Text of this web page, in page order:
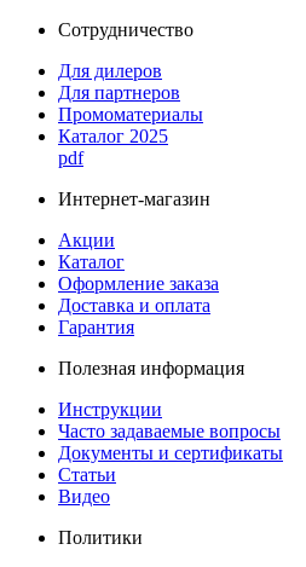
Сотрудничество
Для дилеров
Для партнеров
Промоматериалы
Каталог 2025
pdf
Интернет-магазин
Акции
Каталог
Оформление заказа
Доставка и оплата
Гарантия
Полезная информация
Инструкции
Часто задаваемые вопросы
Документы и сертификаты
Статьи
Видео
Политики